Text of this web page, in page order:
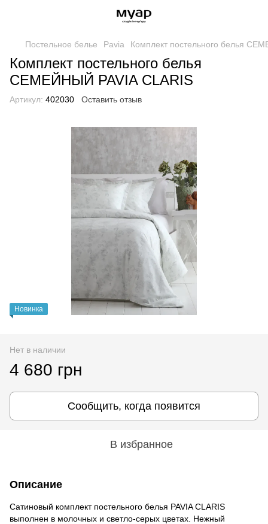
Постельное белье Pavia Комплект постельного белья
Комплект постельного белья
СЕМЕЙНЫЙ PAVIA CLARIS
Артикул: 402030 Оставить отзыв
Новинка
Нет в наличии
4 680 грн
Сообщить, когда появится
В избранное
Описание
Сатиновый комплект постельного белья PAVIA CLARIS
выполнен в молочных и светло-серых цветах. Нежный